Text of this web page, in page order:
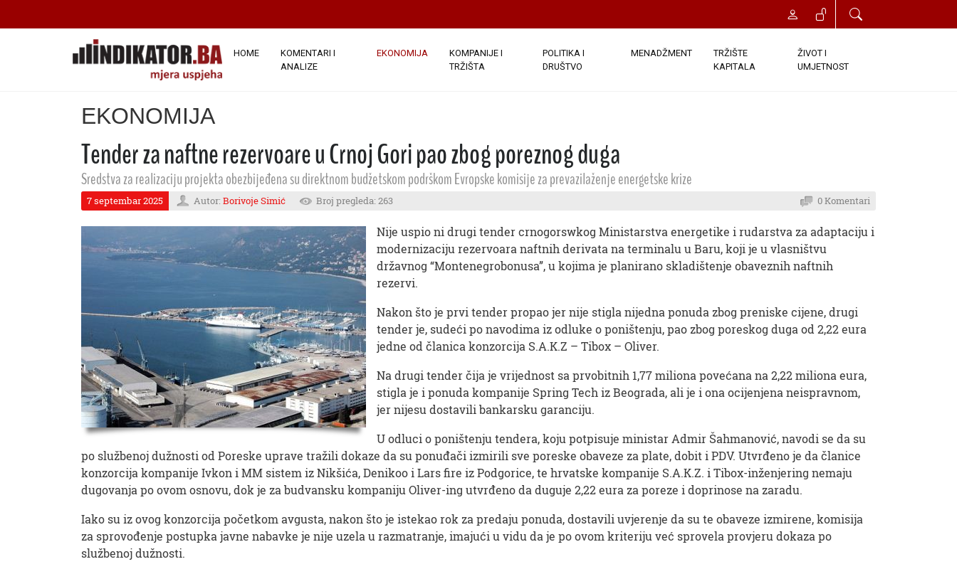
HOME
KOMENTARI I
ANALIZE
EKONOMIJA
KOMPANIJE I
TRŽIŠTA
POLITIKA I
DRUŠTVO
MENADŽMENT
TRŽIŠTE
KAPITALA
ŽIVOT I
UMJETNOST
EKONOMIJA
Tender za naftne rezervoare u Crnoj Gori pao zbog poreznog duga
Sredstva za realizaciju projekta obezbijeđena su direktnom budžetskom podrškom Evropske komisije za prevazilaženje energetske krize
7 septembar 2025 Autor: Borivoje Simić Broj pregleda: 263 0 Komentari
Nije uspio ni drugi tender crnogorswkog Ministarstva energetike i rudarstva za adaptaciju i
modernizaciju rezervoara naftnih derivata na terminalu u Baru, koji je u vlasništvu
državnog “Montenegrobonusa”, u kojima je planirano skladištenje obaveznih naftnih
rezervi.
Nakon što je prvi tender propao jer nije stigla nijedna ponuda zbog preniske cijene, drugi
tender je, sudeći po navodima iz odluke o poništenju, pao zbog poreskog duga od 2,22 eura
jedne od članica konzorcija S.A.K.Z – Tibox – Oliver.
Na drugi tender čija je vrijednost sa prvobitnih 1,77 miliona povećana na 2,22 miliona eura,
stigla je i ponuda kompanije Spring Tech iz Beograda, ali je i ona ocijenjena neispravnom,
jer nijesu dostavili bankarsku garanciju.
U odluci o poništenju tendera, koju potpisuje ministar Admir Šahmanović, navodi se da su
po službenoj dužnosti od Poreske uprave tražili dokaze da su ponuđači izmirili sve poreske obaveze za plate, dobit i PDV. Utvrđeno je da članice
konzorcija kompanije Ivkon i MM sistem iz Nikšića, Denikoo i Lars fire iz Podgorice, te hrvatske kompanije S.A.K.Z. i Tibox-inženjering nemaju
dugovanja po ovom osnovu, dok je za budvansku kompaniju Oliver-ing utvrđeno da duguje 2,22 eura za poreze i doprinose na zaradu.
Iako su iz ovog konzorcija početkom avgusta, nakon što je istekao rok za predaju ponuda, dostavili uvjerenje da su te obaveze izmirene, komisija
za sprovođenje postupka javne nabavke je nije uzela u razmatranje, imajući u vidu da je po ovom kriteriju već sprovela provjeru dokaza po
službenoj dužnosti.